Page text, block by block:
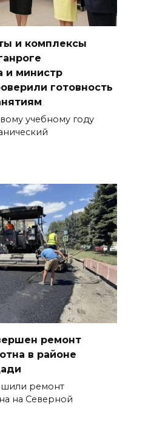
и комплексы
и министр
готовность
учебному году
ремонт
в районе
ремонт
на Северной